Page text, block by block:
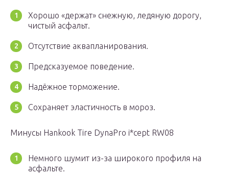
Хорошо «держат» снежную, ледяную дорогу,
чистый асфальт.
Отсутствие аквапланирования.
Предсказуемое поведение.
Надёжное торможение.
Сохраняет эластичность в мороз.
Минусы Hankook Tire DynaPro i*cept RW08
Немного шумит из-за широкого профиля на
асфальте.